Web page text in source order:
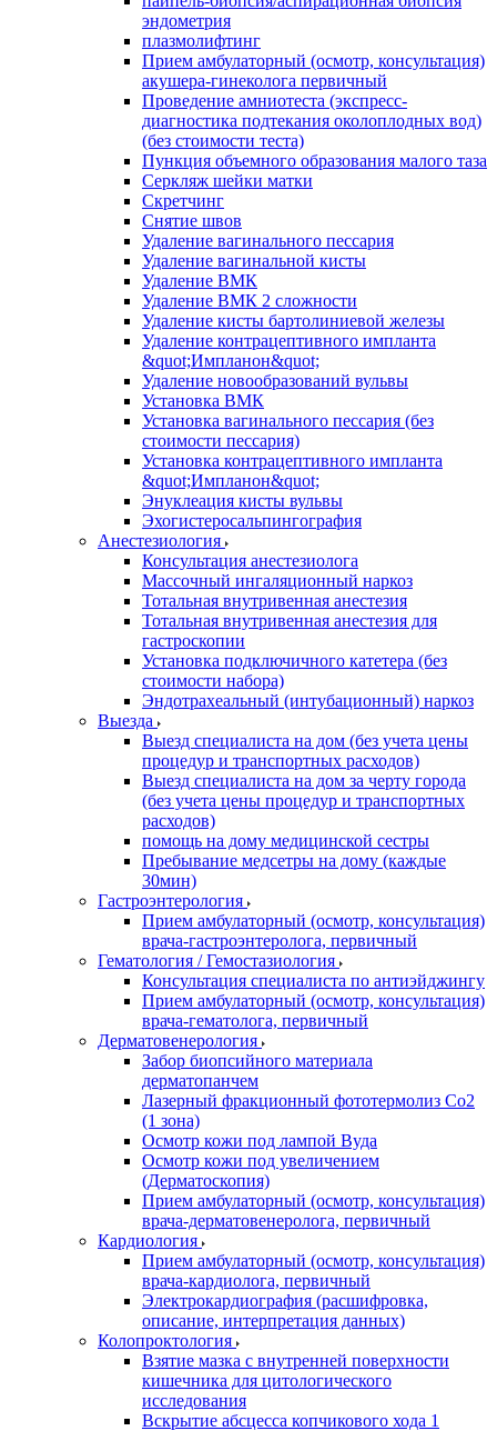
эндометрия
плазмолифтинг
Прием амбулаторный (осмотр, консультация)
акушера-гинеколога первичный
Проведение амниотеста (экспресс-
диагностика подтекания околоплодных вод)
(без стоимости теста)
Пункция объемного образования малого таза
Серкляж шейки матки
Скретчинг
Снятие швов
Удаление вагинального пессария
Удаление вагинальной кисты
Удаление ВМК
Удаление ВМК 2 сложности
Удаление кисты бартолиниевой железы
Удаление контрацептивного импланта
&quot;Импланон&quot;
Удаление новообразований вульвы
Установка ВМК
Установка вагинального пессария (без
стоимости пессария)
Установка контрацептивного импланта
&quot;Импланон&quot;
Энуклеация кисты вульвы
Эхогистеросальпингография
Анестезиология
Консультация анестезиолога
Массочный ингаляционный наркоз
Тотальная внутривенная анестезия
Тотальная внутривенная анестезия для
гастроскопии
Установка подключичного катетера (без
стоимости набора)
Эндотрахеальный (интубационный) наркоз
Выезда
Выезд специалиста на дом (без учета цены
процедур и транспортных расходов)
Выезд специалиста на дом за черту города
(без учета цены процедур и транспортных
расходов)
помощь на дому медицинской сестры
Пребывание медсетры на дому (каждые
30мин)
Гастроэнтерология
Прием амбулаторный (осмотр, консультация)
врача-гастроэнтеролога, первичный
Гематология / Гемостазиология
Консультация специалиста по антиэйджингу
Прием амбулаторный (осмотр, консультация)
врача-гематолога, первичный
Дерматовенерология
Забор биопсийного материала
дерматопанчем
Лазерный фракционный фототермолиз Со2
(1 зона)
Осмотр кожи под лампой Вуда
Осмотр кожи под увеличением
(Дерматоскопия)
Прием амбулаторный (осмотр, консультация)
врача-дерматовенеролога, первичный
Кардиология
Прием амбулаторный (осмотр, консультация)
врача-кардиолога, первичный
Электрокардиография (расшифровка,
описание, интерпретация данных)
Колопроктология
Взятие мазка с внутренней поверхности
кишечника для цитологического
исследования
Вскрытие абсцесса копчикового хода 1